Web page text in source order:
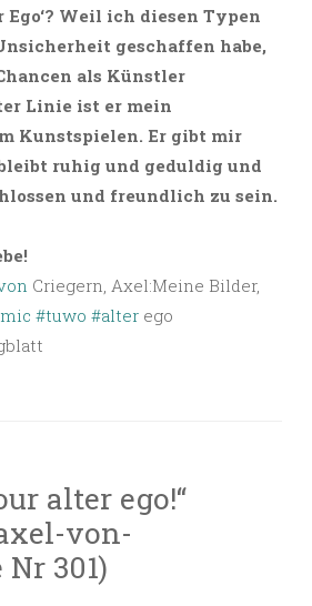
Weil ich diesen Typen
geschaffen habe,
als Künstler
Linie ist er mein
Kunstspielen. Er gibt mir
ruhig und geduldig und
und freundlich zu sein.
Criegern, Axel:Meine Bilder,
#tuwo #alter ego
alter ego!“
von-
301)